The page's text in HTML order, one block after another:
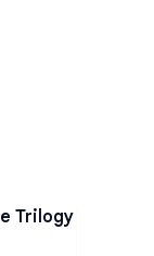
Trilogy